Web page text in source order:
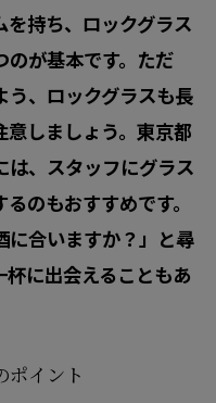
持ち、ロックグラス
のが基本です。ただ
う、ロックグラスも長
しましょう。東京都
は、スタッフにグラス
のもおすすめです。
に合いますか？」と尋
に出会えることもあ
ポイント